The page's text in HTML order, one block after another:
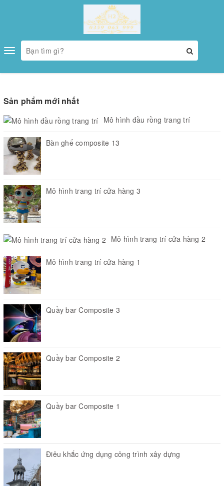
Toggle
navigation
Sản phẩm mới nhất
Mô hình đầu rồng trang trí
Bàn ghế composite 13
Mô hình trang trí cửa hàng 3
Mô hình trang trí cửa hàng 2
Mô hình trang trí cửa hàng 1
Quầy bar Composite 3
Quầy bar Composite 2
Quầy bar Composite 1
Điêu khắc ứng dụng công trình xây dựng